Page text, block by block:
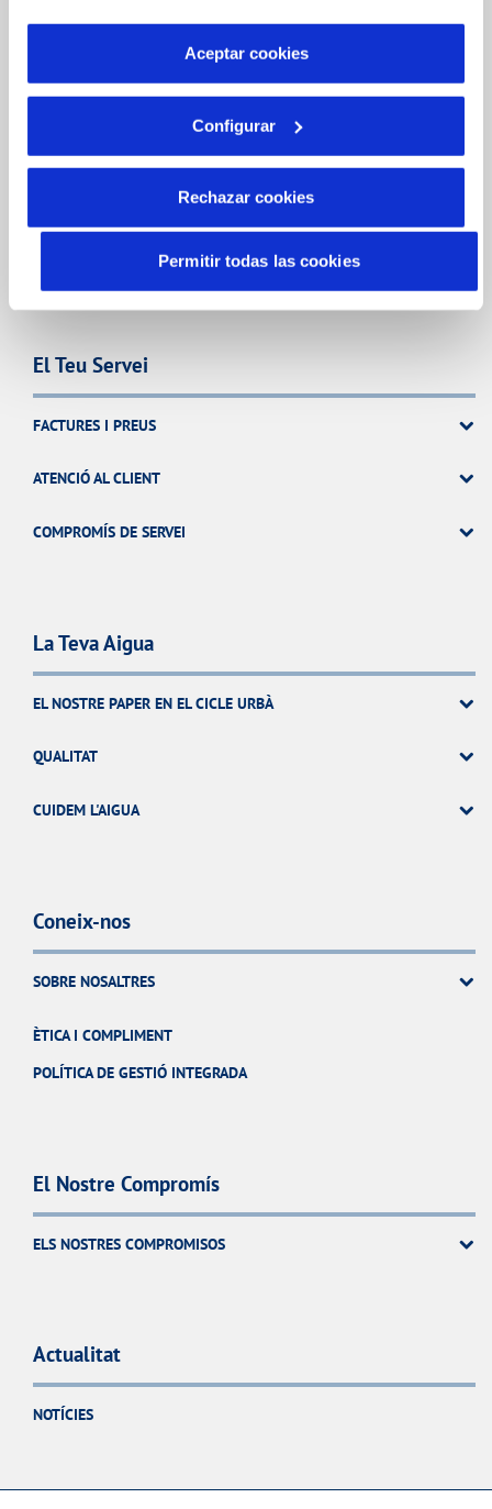
por tanto no se pueden desactivar. Puedes consultar
más información en nuestraPolítica de Cookies
Aceptar cookies
Configurar
Rechazar cookies
Permitir todas las cookies
INCIDÈNCIES
TOTES LES GESTIONS
El Teu Servei
FACTURES I PREUS
ATENCIÓ AL CLIENT
COMPROMÍS DE SERVEI
La Teva Aigua
EL NOSTRE PAPER EN EL CICLE URBÀ
QUALITAT
CUIDEM L'AIGUA
Coneix-nos
SOBRE NOSALTRES
ÈTICA I COMPLIMENT
POLÍTICA DE GESTIÓ INTEGRADA
El Nostre Compromís
ELS NOSTRES COMPROMISOS
Actualitat
NOTÍCIES